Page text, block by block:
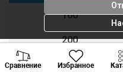
160
200
250
Сравнение Избранное